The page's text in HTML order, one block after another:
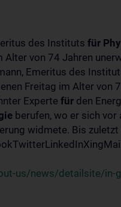
des Instituts für
von 74 Jahren
Emeritus des
Freitag im Alter von
Experte für den
berufen, wo er sich
widmete. Bis zuletzt
us/news/detailsite/in-